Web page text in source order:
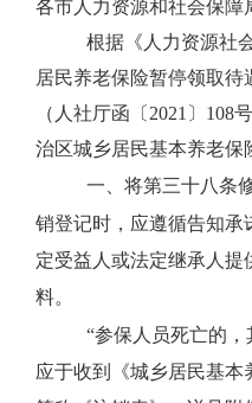
各市人力资源和社会保障
根据《人力资源社
居民养老保险暂停领取待
（人社厅函〔 2021 〕 108
治区城乡居民基本养老保
一、将第三十八条
销登记时，应遵循告知承
定受益人或法定继承人
料。
“参保人员死亡的
应于收到《城乡居民基